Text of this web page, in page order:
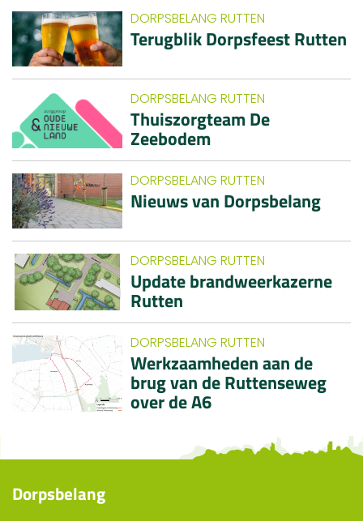
DORPSBELANG RUTTEN
Terugblik Dorpsfeest Rutten
DORPSBELANG RUTTEN
Thuiszorgteam De
Zeebodem
DORPSBELANG RUTTEN
Nieuws van Dorpsbelang
DORPSBELANG RUTTEN
Update brandweerkazerne
Rutten
DORPSBELANG RUTTEN
Werkzaamheden aan de
brug van de Ruttenseweg
over de A6
Dorpsbelang